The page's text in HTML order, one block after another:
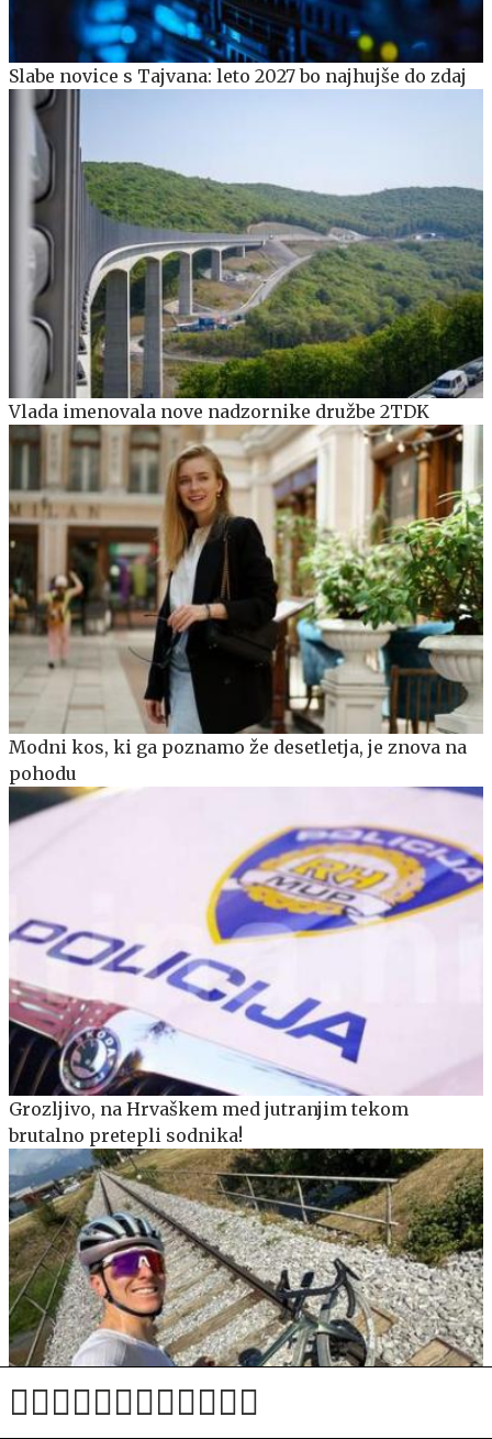
Slabe novice s Tajvana: leto 2027 bo najhujše do zdaj
Vlada imenovala nove nadzornike družbe 2TDK
Modni kos, ki ga poznamo že desetletja, je znova na
pohodu
Grozljivo, na Hrvaškem med jutranjim tekom
brutalno pretepli sodnika!